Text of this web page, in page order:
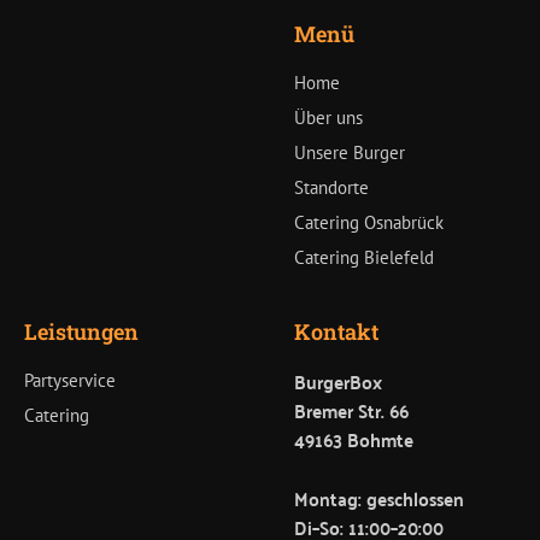
Menü
Home
Über uns
Unsere Burger
Standorte
Catering Osnabrück
Catering Bielefeld
Leistungen
Partyservice
Catering
Kontakt
BurgerBox
Bremer Str. 66
49163 Bohmte
Montag: geschlossen
Di–So: 11:00–20:00